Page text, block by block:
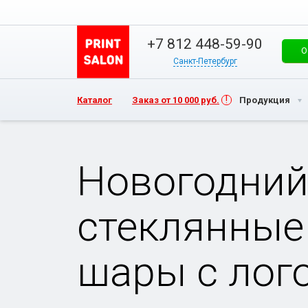
+7 812 448-59-90
Санкт-Петербург
Каталог Заказ от 10 000 руб. Продукция
шары с